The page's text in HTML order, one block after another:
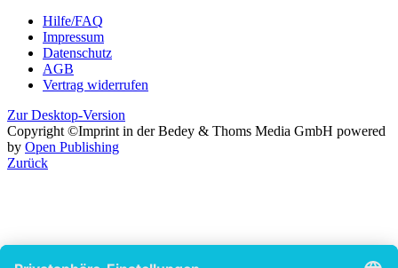
Hilfe/FAQ
Impressum
Datenschutz
AGB
Vertrag widerrufen
Zur Desktop-Version
Copyright ©Imprint in der Bedey & Thoms Media GmbH powered
by Open Publishing
Zurück